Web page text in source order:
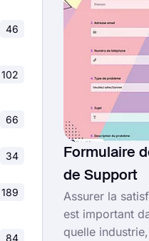
46
102
66
34
189
84
Formulaire
de Support
Assurer la
est important
quelle